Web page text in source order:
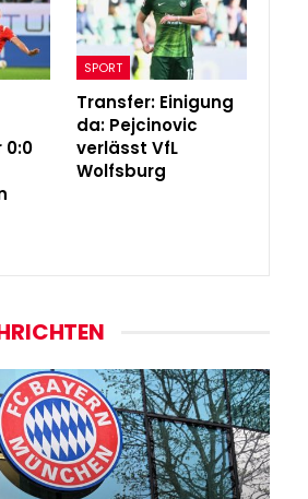
0:0
SPORT
Transfer: Einigung
da: Pejcinovic
verlässt VfL
Wolfsburg